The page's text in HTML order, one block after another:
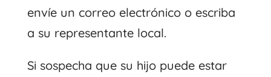
envíe un correo electrónico o escriba
a su representante local.
Si sospecha que su hijo puede estar